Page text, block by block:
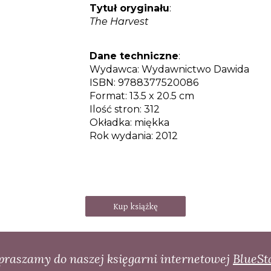
Tytuł oryginału:
The Harvest
Dane techniczne:
Wydawca: Wydawnictwo Dawida
ISBN:9788377520086
Format: 13.5 x 20.5 cm
Ilość stron: 312
Okładka: miękka
Rok wydania: 2012
Kup książkę
do naszej księgarni internetowej